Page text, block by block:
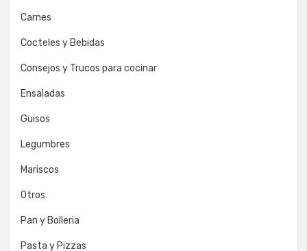
Carnes
Cocteles y Bebidas
Consejos y Trucos para cocinar
Ensaladas
Guisos
Legumbres
Mariscos
Otros
Pan y Bolleria
Pasta y Pizzas